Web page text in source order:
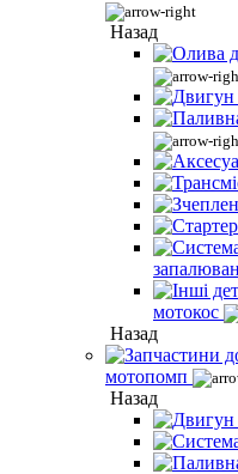
Назад
мотокос
Назад
мотопомп
Назад